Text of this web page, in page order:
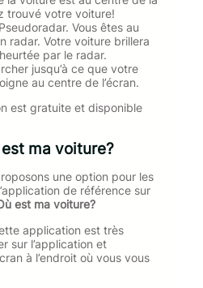
trouvé votre voiture!
Vous êtes au
radar. Votre voiture brillera
par le radar.
jusqu’à ce que votre
au centre de l’écran.
est gratuite et disponible
ma voiture?
une option pour les
de référence sur
est ma voiture?
application est très
sur l’application et
à l’endroit où vous vous